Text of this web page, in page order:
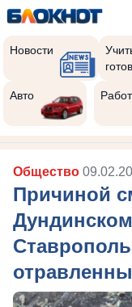
Новости
готов
Авто
Общество
Причиной